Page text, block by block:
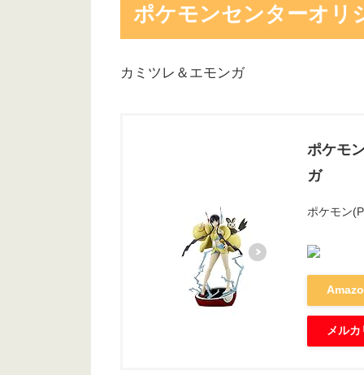
ポケモンセンターオリ
カミツレ＆エモンガ
ポケモ
ガ
ポケモン
メル